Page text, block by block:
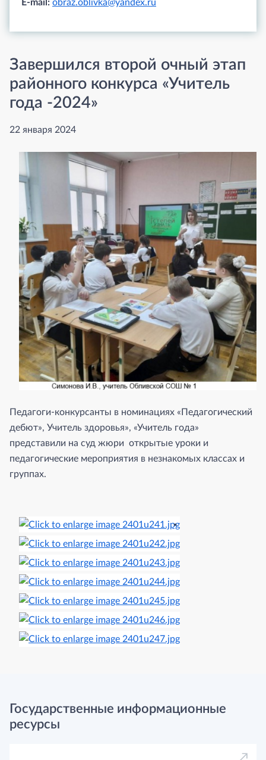
E-mail: obraz.oblivka@yandex.ru
Завершился второй очный этап
районного конкурса «Учитель
года -2024»
22 января 2024
Педагоги-конкурсанты в номинациях «Педагогический
дебют», Учитель здоровья», «Учитель года»
представили на суд жюри открытые уроки и
педагогические мероприятия в незнакомых классах и
группах.
Государственные информационные
ресурсы